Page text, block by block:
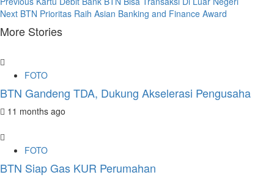
Reading
Next BTN Prioritas Raih Asian Banking and Finance Award
More Stories
FOTO
BTN Gandeng TDA, Dukung Akselerasi Pengusaha
11 months ago
FOTO
BTN Siap Gas KUR Perumahan